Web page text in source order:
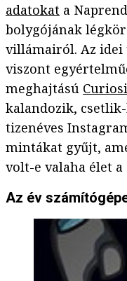
adatokat a
bolygójának
villámairól. Az idei
viszont
meghajtású
kalandozik,
tizenéves
mintákat gyűjt,
volt-e valaha élet
Az év